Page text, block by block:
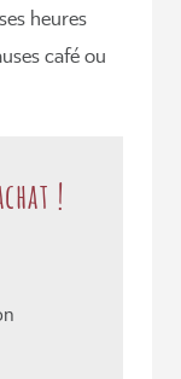
heures
café ou
!